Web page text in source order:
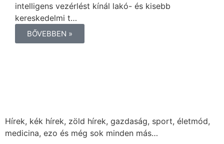
intelligens vezérlést kínál lakó- és kisebb
kereskedelmi t…
BŐVEBBEN »
Hírek, kék hírek, zöld hírek, gazdaság, sport, életmód,
medicina, ezo és még sok minden más…